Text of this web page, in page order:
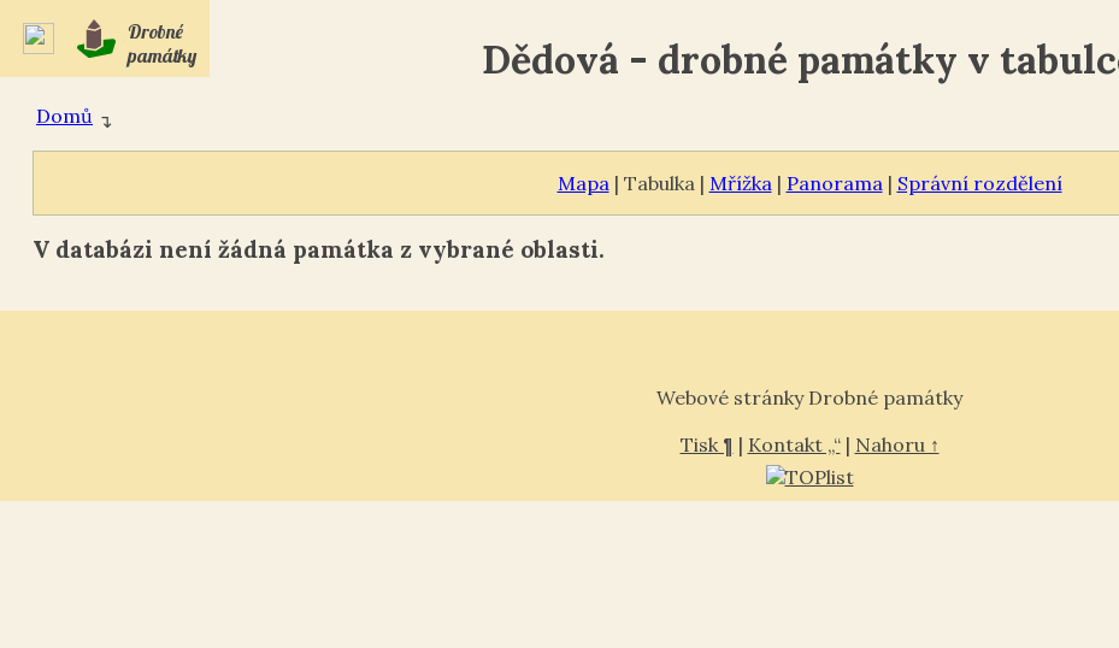
Drobné
památky
Dědová - drobné památky v
Domů ↴
Mapa | Tabulka | Mřížka | Panorama | Správní rozdělení
V databázi není žádná památka z vybrané oblasti.
Webové stránky Drobné památky
Tisk ¶ | Kontakt „“| Nahoru ↑